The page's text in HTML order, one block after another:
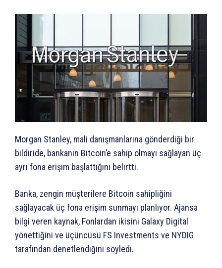
Morgan Stanley, mali danışmanlarına gönderdiği bir
bildiride, bankanın Bitcoin’e sahip olmayı sağlayan üç
ayrı fona erişim başlattığını belirtti.
Banka, zengin müşterilere Bitcoin sahipliğini
sağlayacak üç fona erişim sunmayı planlıyor. Ajansa
bilgi veren kaynak, Fonlardan ikisini Galaxy Digital
yönettiğini ve üçüncüsü FS Investments ve NYDIG
tarafından denetlendiğini söyledi.